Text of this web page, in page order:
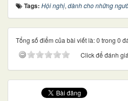
Tags: Hội nghị, dành cho những
Tổng số điểm của bài viết là: 0 trong 0
Click để đánh